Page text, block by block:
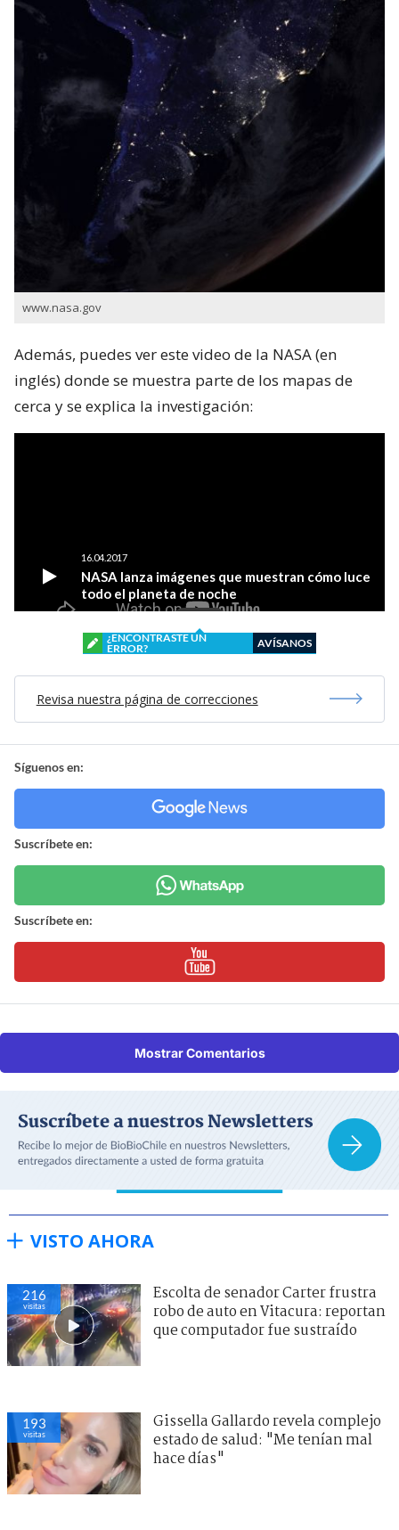
www.nasa.gov
Además, puedes ver este video de la NASA (en
inglés) donde se muestra parte de los mapas de
cerca y se explica la investigación:
¿ENCONTRASTE UN
ERROR?
AVÍSANOS
Revisa nuestra página de correcciones
Síguenos en:
Suscríbete en:
Suscríbete en:
Mostrar Comentarios
VISTO AHORA
216
visitas
Escolta de senador Carter frustra
robo de auto en Vitacura: reportan
que computador fue sustraído
193
visitas
Gissella Gallardo revela complejo
estado de salud: "Me tenían mal
hace días"